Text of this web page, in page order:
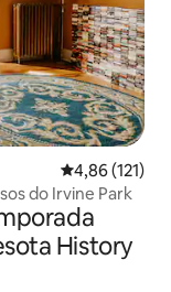
4,86 de uma
4,86 (121)
do Irvine Park
History